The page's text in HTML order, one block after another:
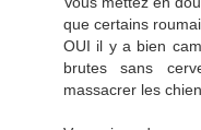
que certains
OUI il y a bien
brutes sans
massacrer les